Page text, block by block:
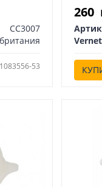
CC3007
53
260
Vernet